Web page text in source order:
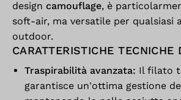
design camouflage, è
soft-air, ma versatile per qualsiasi
outdoor.
CARATTERISTICHE TECNICHE
Traspirabilità avanzata: Il filato
garantisce un'ottima gestione